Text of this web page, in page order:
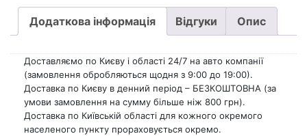
Додаткова інформація Відгуки Опис
Доставляємо по Києву і області 24/7 на авто компанії
(замовлення обробляються щодня з 9:00 до 19:00).
Доставка по Києву в денний період – БЕЗКОШТОВНА (за
умови замовлення на сумму більше ніж 800 грн).
Доставка по Київській області для кожного окремого
населеного пункту прораховується окремо.